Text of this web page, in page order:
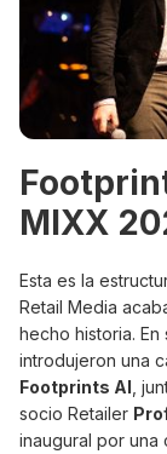
MIXX
Esta es la
Retail Media
hecho historia. En
introdujeron una
Footprints AI ,
socio Retailer
inaugural por una